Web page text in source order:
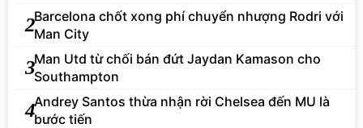
2Barcelona chốt xong phí chuyển nhượng Rodri với
Man City
3Man Utd từ chối bán đứt Jaydan Kamason cho
Southampton
4Andrey Santos thừa nhận rời Chelsea đến MU là
bước tiến